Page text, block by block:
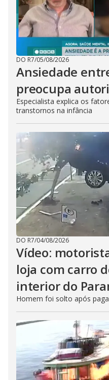
DO R7/05/08/2026
Ansiedade
preocupa
Especialista explica os
transtornos na infância
DO R7/04/08/2026
Vídeo:
loja com carro
interior do
Homem foi solto após